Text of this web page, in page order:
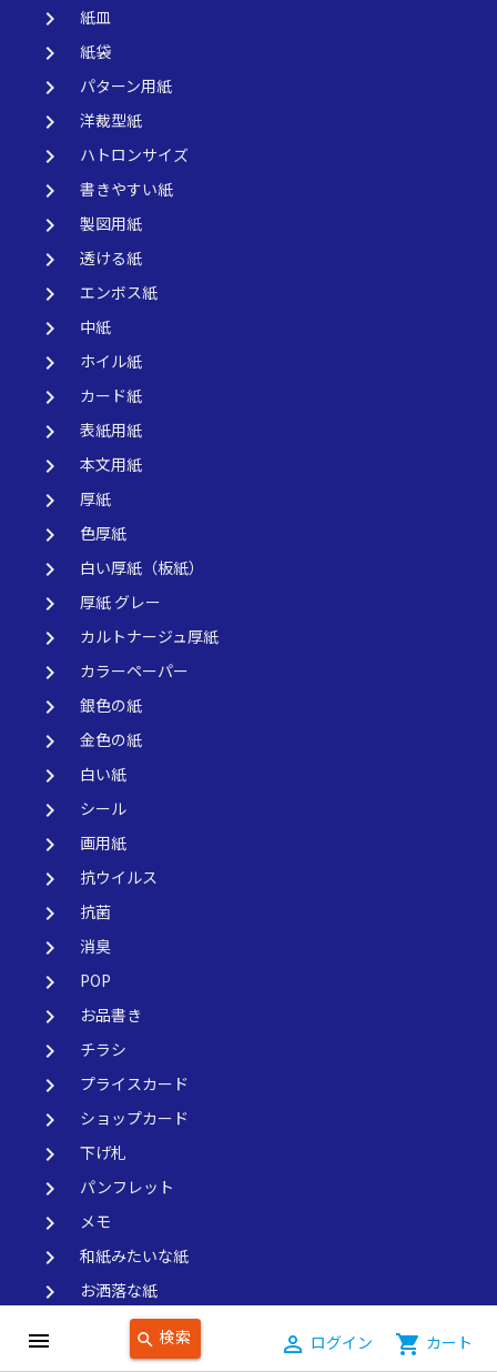
menu search 検索 person_outline ログイン shopping_cart カート
keyboard_arrow_right 紙皿
keyboard_arrow_right 紙袋
keyboard_arrow_right パターン用紙
keyboard_arrow_right 洋裁型紙
keyboard_arrow_right ハトロンサイズ
keyboard_arrow_right 書きやすい紙
keyboard_arrow_right 製図用紙
keyboard_arrow_right 透ける紙
keyboard_arrow_right エンボス紙
keyboard_arrow_right 中紙
keyboard_arrow_right ホイル紙
keyboard_arrow_right カード紙
keyboard_arrow_right 表紙用紙
keyboard_arrow_right 本文用紙
keyboard_arrow_right 厚紙
keyboard_arrow_right 色厚紙
keyboard_arrow_right 白い厚紙（板紙）
keyboard_arrow_right 厚紙 グレー
keyboard_arrow_right カルトナージュ厚紙
keyboard_arrow_right カラーペーパー
keyboard_arrow_right 銀色の紙
keyboard_arrow_right 金色の紙
keyboard_arrow_right 白い紙
keyboard_arrow_right シール
keyboard_arrow_right 画用紙
keyboard_arrow_right 抗ウイルス
keyboard_arrow_right 抗菌
keyboard_arrow_right 消臭
keyboard_arrow_right POP
keyboard_arrow_right お品書き
keyboard_arrow_right チラシ
keyboard_arrow_right プライスカード
keyboard_arrow_right ショップカード
keyboard_arrow_right 下げ札
keyboard_arrow_right パンフレット
keyboard_arrow_right メモ
keyboard_arrow_right 和紙みたいな紙
keyboard_arrow_right お洒落な紙
かぶせ紙
プリンター用の紙（普通の厚さ、55kg）